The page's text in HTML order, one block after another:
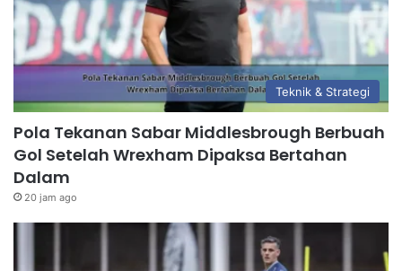
Teknik & Strategi
Pola Tekanan Sabar Middlesbrough Berbuah
Gol Setelah Wrexham Dipaksa Bertahan
Dalam
20 jam ago